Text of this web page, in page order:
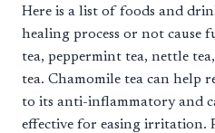
Here is a list of foods and
healing process or not cause
tea, peppermint tea, nettle
tea. Chamomile tea can help
to its anti-inflammatory and
effective for easing irritation.